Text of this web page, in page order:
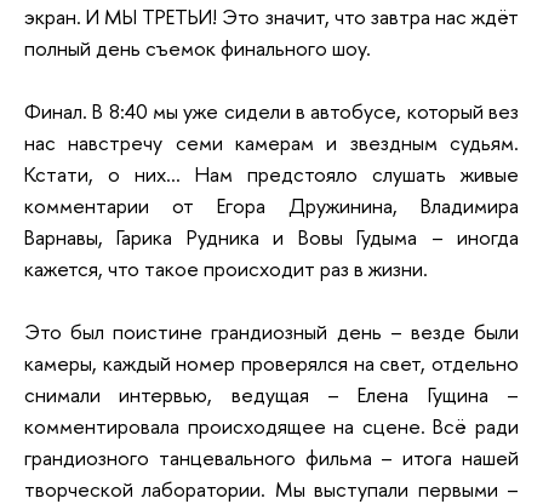
экран. И МЫ ТРЕТЬИ! Это значит, что завтра нас ждёт
полный день съемок финального шоу.
Финал. В 8:40 мы уже сидели в автобусе, который вез
нас навстречу семи камерам и звездным судьям.
Кстати, о них… Нам предстояло слушать живые
комментарии от Егора Дружинина, Владимира
Варнавы, Гарика Рудника и Вовы Гудыма – иногда
кажется, что такое происходит раз в жизни.
Это был поистине грандиозный день – везде были
камеры, каждый номер проверялся на свет, отдельно
снимали интервью, ведущая – Елена Гущина –
комментировала происходящее на сцене. Всё ради
грандиозного танцевального фильма – итога нашей
творческой лаборатории. Мы выступали первыми –